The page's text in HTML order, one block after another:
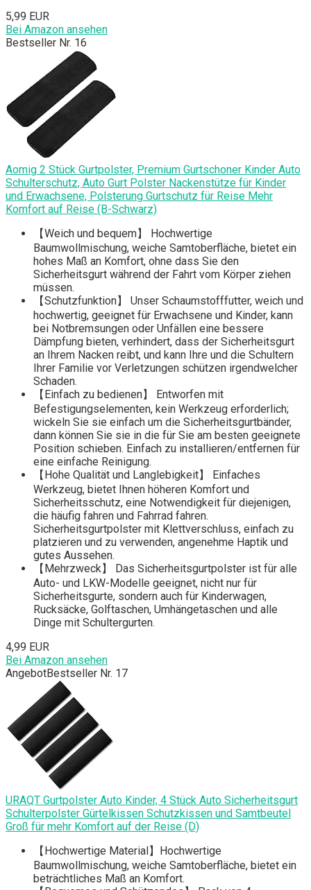
5,99 EUR
Bei Amazon ansehen
Bestseller Nr. 16
Aomig 2 Stück Gurtpolster, Premium Gurtschoner Kinder Auto
Schulterschutz, Auto Gurt Polster Nackenstütze für Kinder
und Erwachsene, Polsterung Gurtschutz für Reise Mehr
Komfort auf Reise (B-Schwarz)
【Weich und bequem】 Hochwertige
Baumwollmischung, weiche Samtoberfläche, bietet ein
hohes Maß an Komfort, ohne dass Sie den
Sicherheitsgurt während der Fahrt vom Körper ziehen
müssen.
【Schutzfunktion】 Unser Schaumstofffutter, weich und
hochwertig, geeignet für Erwachsene und Kinder, kann
bei Notbremsungen oder Unfällen eine bessere
Dämpfung bieten, verhindert, dass der Sicherheitsgurt
an Ihrem Nacken reibt, und kann Ihre und die Schultern
Ihrer Familie vor Verletzungen schützen irgendwelcher
Schaden.
【Einfach zu bedienen】 Entworfen mit
Befestigungselementen, kein Werkzeug erforderlich;
wickeln Sie sie einfach um die Sicherheitsgurtbänder,
dann können Sie sie in die für Sie am besten geeignete
Position schieben. Einfach zu installieren/entfernen für
eine einfache Reinigung.
【Hohe Qualität und Langlebigkeit】 Einfaches
Werkzeug, bietet Ihnen höheren Komfort und
Sicherheitsschutz, eine Notwendigkeit für diejenigen,
die häufig fahren und Fahrrad fahren.
Sicherheitsgurtpolster mit Klettverschluss, einfach zu
platzieren und zu verwenden, angenehme Haptik und
gutes Aussehen.
【Mehrzweck】 Das Sicherheitsgurtpolster ist für alle
Auto- und LKW-Modelle geeignet, nicht nur für
Sicherheitsgurte, sondern auch für Kinderwagen,
Rucksäcke, Golftaschen, Umhängetaschen und alle
Dinge mit Schultergurten.
4,99 EUR
Bei Amazon ansehen
AngebotBestseller Nr. 17
URAQT Gurtpolster Auto Kinder, 4 Stück Auto Sicherheitsgurt
Schulterpolster Gürtelkissen Schutzkissen und Samtbeutel
Groß für mehr Komfort auf der Reise (D)
【Hochwertige Material】Hochwertige
Baumwollmischung, weiche Samtoberfläche, bietet ein
beträchtliches Maß an Komfort.